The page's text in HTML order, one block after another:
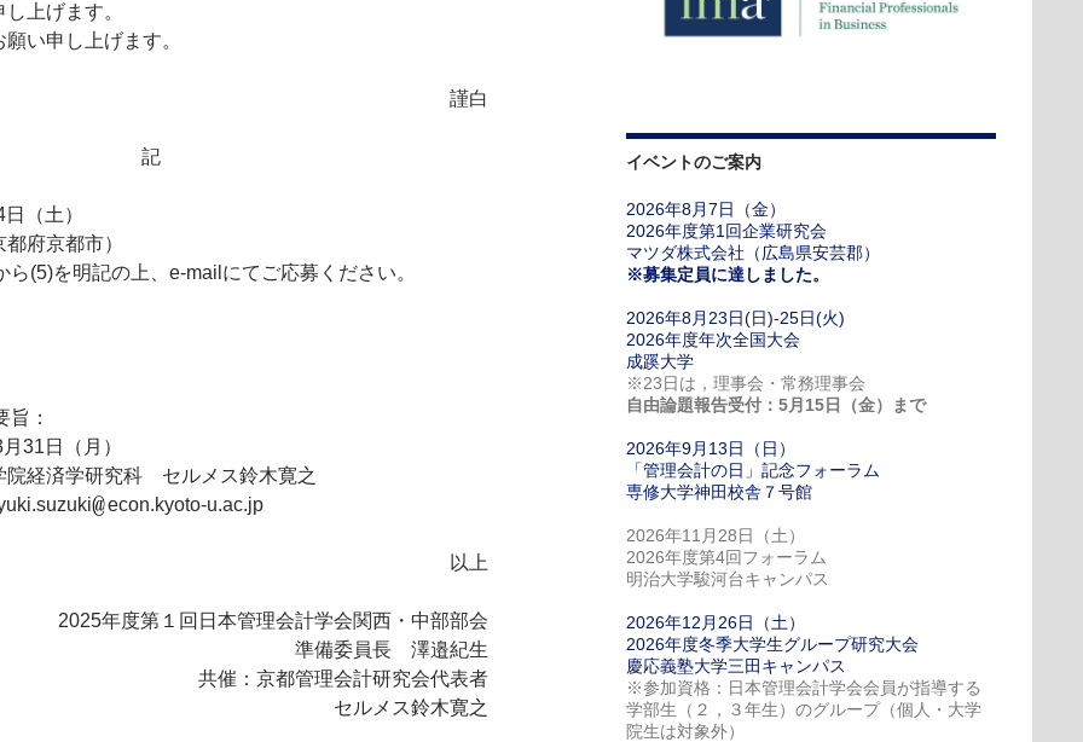
上げます。
い申し上げます。
謹白
記
（土）
府京都市）
ら(5)を明記の上、e-mailにてご応募ください。
：
31日（月）
院経済学研究科 セルメス鈴木寛之
econ.kyoto-u.ac.jp
以上
2025年度第１回日本管理会計学会関西・中部部会
準備委員長 澤邉紀生
共催：京都管理会計研究会代表者
セルメス鈴木寛之
イベントのご案内
2026年8月7日（金）
2026年度第1回企業研究会
マツダ株式会社（広島県安芸郡）
※募集定員に達しました。
2026年8月23日(日)-25日(火)
2026年度年次全国大会
成蹊大学
※23日は，理事会・常務理事会
自由論題報告受付：5月15日（金）まで
2026年9月13日（日）
「管理会計の日」記念フォーラム
専修大学神田校舎７号館
2026年11月28日（土）
2026年度第4回フォーラム
明治大学駿河台キャンパス
2026年12月26日（土）
2026年度冬季大学生グループ研究大会
慶応義塾大学三田キャンパス
※参加資格：日本管理会計学会会員が指導する
学部生（２，３年生）のグループ（個人・大学
院生は対象外）